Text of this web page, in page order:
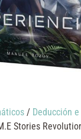
/ Deducción e
Stories